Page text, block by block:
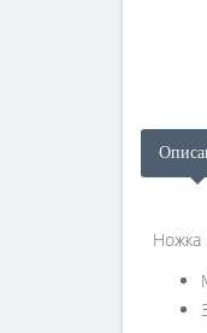
Ножка